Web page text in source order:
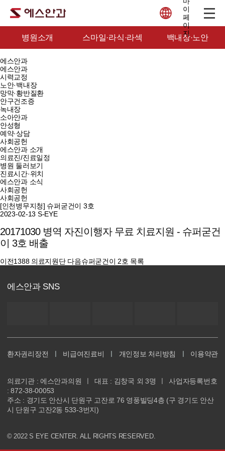
병원소개 스마일·라식·라섹 백내장·노안
에스안과
에스안과
시력교정
노안·백내장
망막·황반질환
안구건조증
녹내장
소아안과
안성형
예약·상담
사회공헌
에스안과 소개
의료진/진료일정
병원 둘러보기
진료시간·위치
에스안과 소식
사회공헌
사회공헌
[인천병무지청] 슈퍼굳건이 3호
2023-02-13 S-EYE
20171030 병역 자진이행자 무료 치료지원 - 슈퍼굳건
이 3호 배출
이전1388 의료지원단 다음슈퍼굳건이 2호 목록
에스안과 SNS
환자권리장전 비급여진료비 개인정보 처리방침 이용약관
의료기관 : 에스안과의원 대표 : 김창국 외 3명
사업자등록번호
: 872-38-00053
주소 : 경기도 안산시 단원구 고잔로 76 영풍빌딩4층 (구 경기도 안산
시 단원구 고잔2동 533-3번지)
© 2022 S EYE CENTER. ALL RIGHTS RESERVED.